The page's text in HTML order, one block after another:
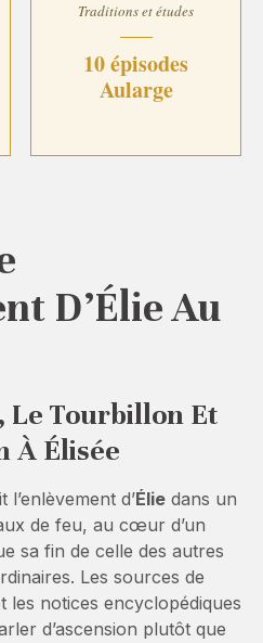
Traditions et études
10 épisodes
Aularge
D’Élie Au
Le Tourbillon Et
À Élisée
l’enlèvement d’Élie dans un
de feu, au cœur d’un
sa fin de celle des autres
Les sources de
les notices encyclopédiques
d’ascension plutôt que